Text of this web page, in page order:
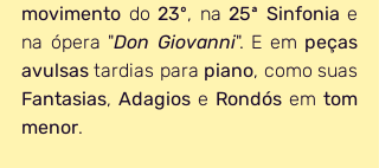
movimento do 23º, na 25ª Sinfonia e
na ópera "Don Giovanni". E em peças
avulsas tardias para piano
Fantasias, Adagios e Rondós em tom
menor.